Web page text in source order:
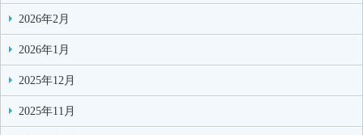
2026年2月
2026年1月
2025年12月
2025年11月